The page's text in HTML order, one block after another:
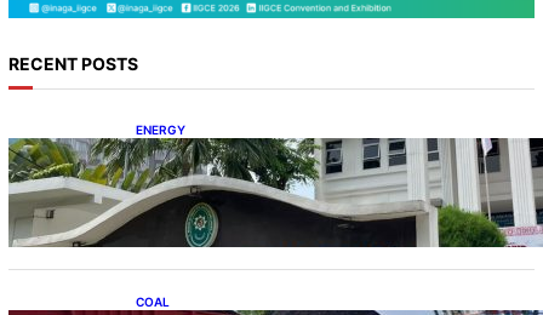
RECENT POSTS
ENERGY
Koalisi Bersihkan Indonesia Ajukan Banding
atas Putusan Gugatan RUPTL
COAL